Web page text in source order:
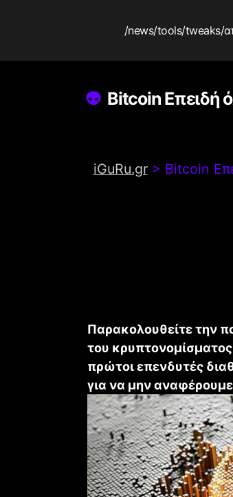
/news/tools/tweaks/
Bitcoin Επειδή
iGuRu.gr> Bitcoin
Παρακολουθείτε την
του κρυπτονομίσματος
πρώτοι επενδυτές
για να μην